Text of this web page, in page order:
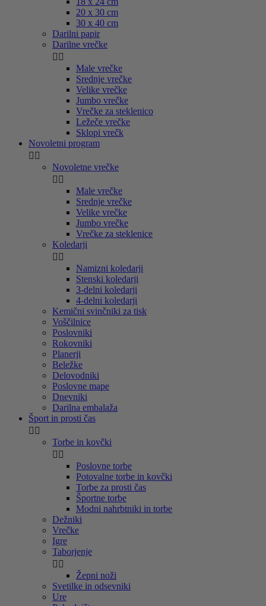
20 x 30 cm
30 x 40 cm
Darilni papir
Darilne vrečke
 
Male vrečke
Srednje vrečke
Velike vrečke
Jumbo vrečke
Vrečke za steklenico
Ležeče vrečke
Sklopi vrečk
Novoletni program
 
Novoletne vrečke
 
Male vrečke
Srednje vrečke
Velike vrečke
Jumbo vrečke
Vrečke za steklenice
Koledarji
 
Namizni koledarji
Stenski koledarji
3-delni koledarji
4-delni koledarji
Kemični svinčniki za tisk
Voščilnice
Poslovniki
Rokovniki
Planerji
Beležke
Delovodniki
Poslovne mape
Dnevniki
Darilna embalaža
Šport in prosti čas
 
Torbe in kovčki
 
Poslovne torbe
Potovalne torbe in kovčki
Torbe za prosti čas
Športne torbe
Modni nahrbtniki in torbe
Dežniki
Vrečke
Igre
Taborjenje
 
Žepni noži
Svetilke in odsevniki
Ure